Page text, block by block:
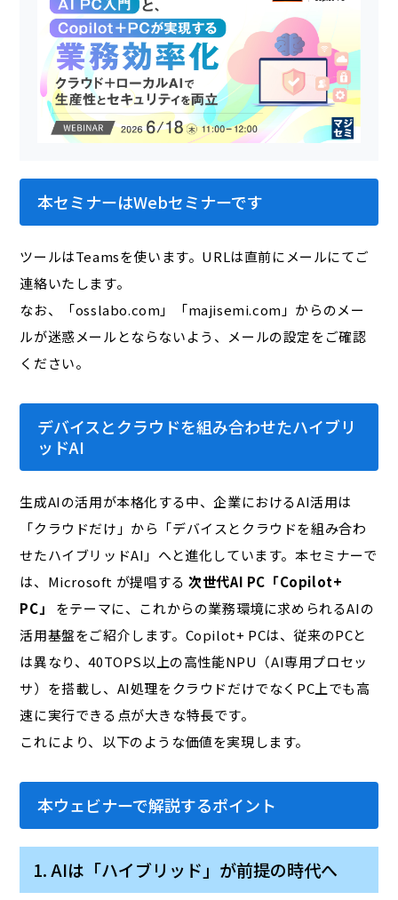
本セミナーはWebセミナーです
ツールはTeamsを使います。URLは直前にメールにてご
連絡いたします。
なお、「osslabo.com」「majisemi.com」からのメー
ルが迷惑メールとならないよう、メールの設定をご確認
ください。
デバイスとクラウドを組み合わせたハイブリ
ッドAI
生成AIの活用が本格化する中、企業におけるAI活用は
「クラウドだけ」から「デバイスとクラウドを組み合わ
せたハイブリッドAI」へと進化しています。本セミナーで
は、Microsoft が提唱する次世代AI PC「Copilot+
PC」
をテーマに、これからの業務環境に求められるAIの
活用基盤をご紹介します。Copilot+ PCは、従来のPCと
は異なり、40TOPS以上の高性能NPU（AI専用プロセッ
サ）を搭載し、AI処理をクラウドだけでなくPC上でも高
速に実行できる点が大きな特長です。
これにより、以下のような価値を実現します。
本ウェビナーで解説するポイント
1. AIは「ハイブリッド」が前提の時代へ